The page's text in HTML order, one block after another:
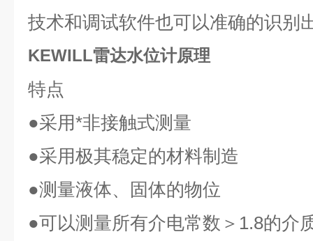
技术和调试软件也可以准确的识别
KEWILL雷达水位计原理
特点
●采用*非接触式测量
●采用极其稳定的材料制造
●测量液体、固体的物位
●可以测量所有介电常数＞ 1.8的介